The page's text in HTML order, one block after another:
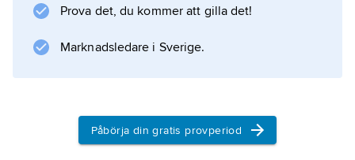
Prova det, du kommer att gilla det!
Marknadsledare i Sverige.
Påbörja din gratis provperiod